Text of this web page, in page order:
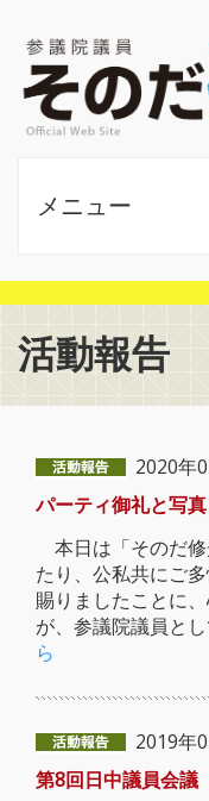
メニュー
活動報告
2020年
パーティ御礼と写真
本日は「そのだ
たり、公私共にご
賜りましたことに
が、参議院議員と
ら
2019年
第8回日中議員会議